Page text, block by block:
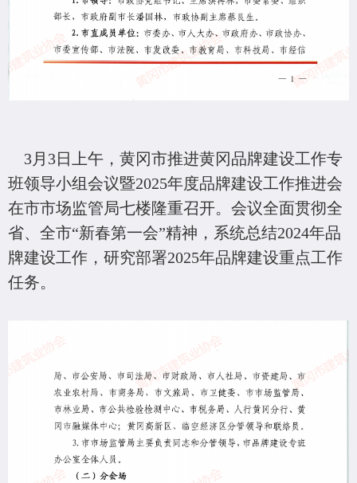
3月3日上午，黄冈市推进黄冈品牌建设工作专
班领导小组会议暨2025年度品牌建设工作推进会
在市市场监管局七楼隆重召开。 会议全面贯彻全
省、全市“新春第一会”精神，系统总结2024年品
牌建设工作，研究部署2025年品牌建设重点工作
任务。